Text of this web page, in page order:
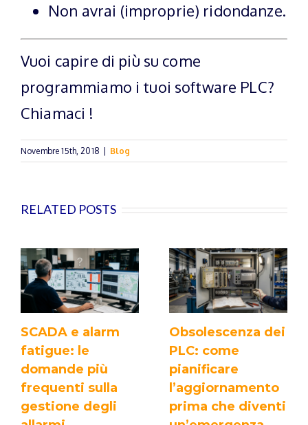
Non avrai (improprie) ridondanze.
Vuoi capire di più su come
programmiamo i tuoi software PLC?
Chiamaci !
Novembre 15th, 2018 Blog
RELATED POSTS
SCADA e alarm
fatigue: le
domande più
frequenti sulla
gestione degli
Obsolescenza dei
PLC: come
pianificare
l’aggiornamento
prima che diventi